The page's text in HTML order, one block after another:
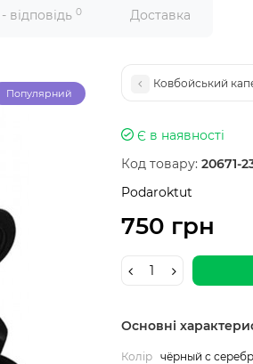
відповідь 0 Доставка
Популярний
Ковбойський
Є в наявності
Код товару: 20671-
Podaroktut
750 грн
Основні
Колір чёрный с